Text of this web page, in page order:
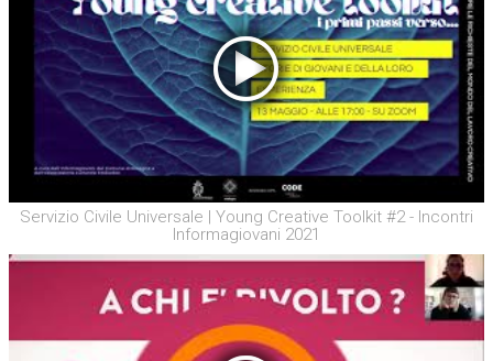
Servizio Civile Universale | Young Creative Toolkit #2 - Incontri
Informagiovani 2021